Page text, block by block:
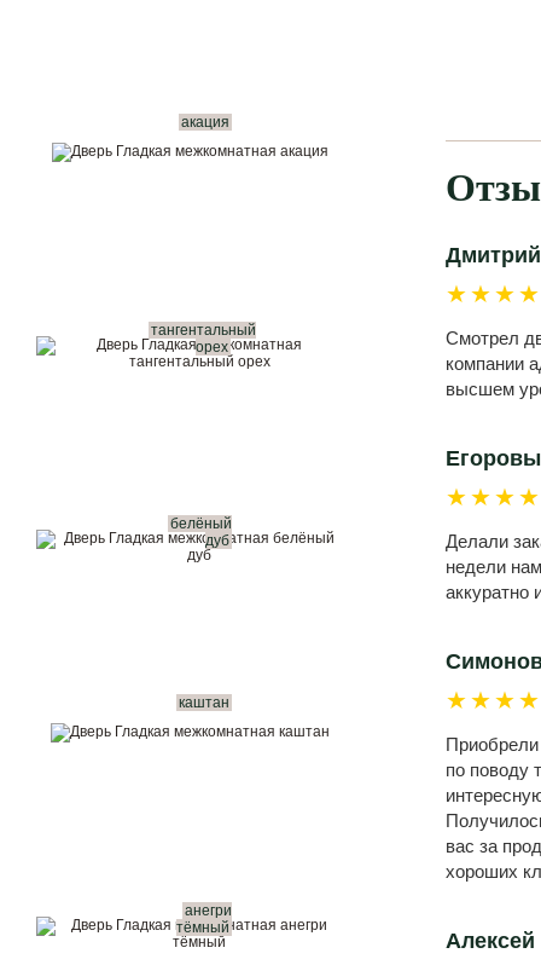
акация
тангентальный
орех
белёный
дуб
каштан
анегри
тёмный
Дмитрий
Смотрел
компании
высшем
Егоровы
Делали
недели
аккуратно
Приобрели
по поводу
вас за
хороших